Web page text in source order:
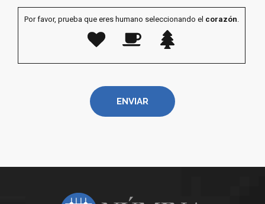
Por favor, prueba que eres humano seleccionando el corazón.